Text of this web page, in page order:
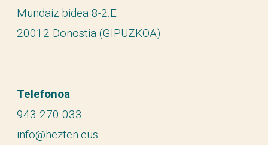
Mundaiz bidea 8-2.E
20012 Donostia (GIPUZKOA)
Telefonoa
943 270 033
info@hezten.eus